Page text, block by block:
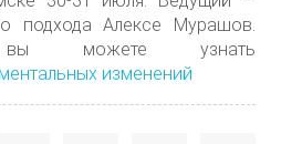
подхода Алексе Мурашов.
вы можете узнать
изменений